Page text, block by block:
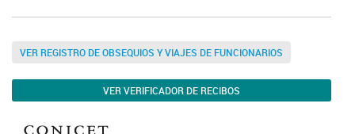
VER REGISTRO DE OBSEQUIOS Y VIAJES DE FUNCIONARIOS
VER VERIFICADOR DE RECIBOS